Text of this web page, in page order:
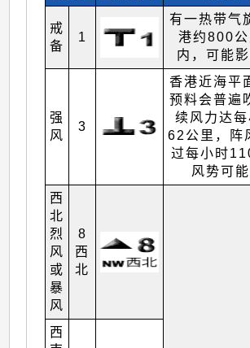
戒
备
1
有一热带气
港约800公
内，可能影
强
风
3
香港近海平
预料会普遍
续风力达
62公里，阵
过每小时
风势可能
西
北
烈
风
或
暴
风
8
西
北
西